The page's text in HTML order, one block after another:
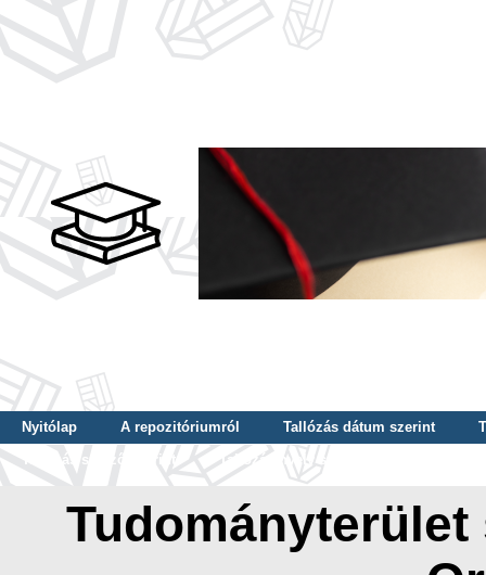
Nyitólap A repozitóriumról Tallózás dátum szerint
Tallózás szerző szerint
Tallózás nyelv szerint